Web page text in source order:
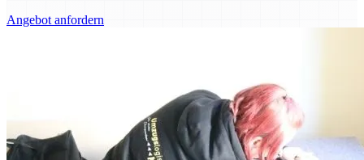
Angebot anfordern